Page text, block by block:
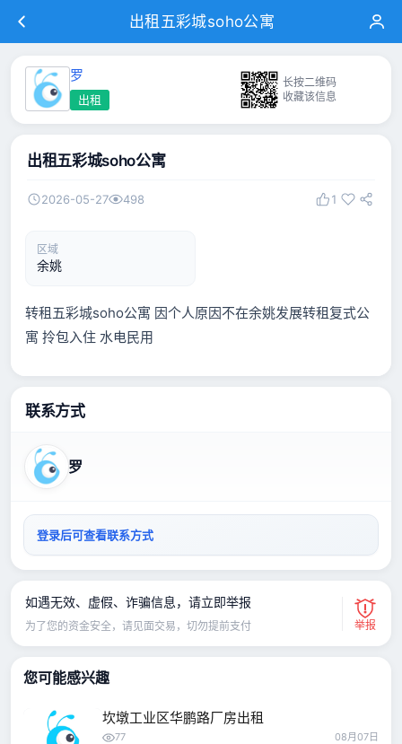
出租五彩城soho公寓
罗
出租
长按二维码
收藏该信息
出租五彩城soho公寓
2026-05-27 498 1
区域
余姚
转租五彩城soho公寓 因个人原因不在余姚发展转租复式公
寓 拎包入住 水电民用
联系方式
罗
登录后可查看联系方式
如遇无效、虚假、诈骗信息，请立即举报
为了您的资金安全，请见面交易，切勿提前支付 举报
您可能感兴趣
坎墩工业区华鹏路厂房出租
77 08月07日